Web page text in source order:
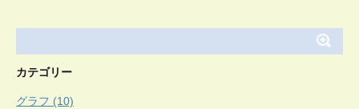
カテゴリー
グラフ (10)